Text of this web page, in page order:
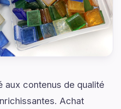
aux contenus de qualité
Achat